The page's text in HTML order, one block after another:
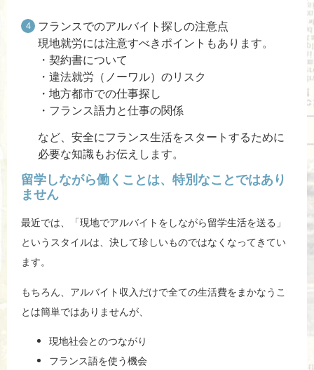
フランスでのアルバイト探しの注意点
現地就労には注意すべきポイントもあります。
・契約書について
・違法就労（ノーワル）のリスク
・地方都市での仕事探し
・フランス語力と仕事の関係
など、安全にフランス生活をスタートするために
必要な知識もお伝えします。
留学しながら働くことは、特別なことではあり
ません
最近では、「現地でアルバイトをしながら留学生活を送る」
というスタイルは、決して珍しいものではなくなってきてい
ます。
もちろん、アルバイト収入だけで全ての生活費をまかなうこ
とは簡単ではありませんが、
現地社会とのつながり
フランス語を使う機会